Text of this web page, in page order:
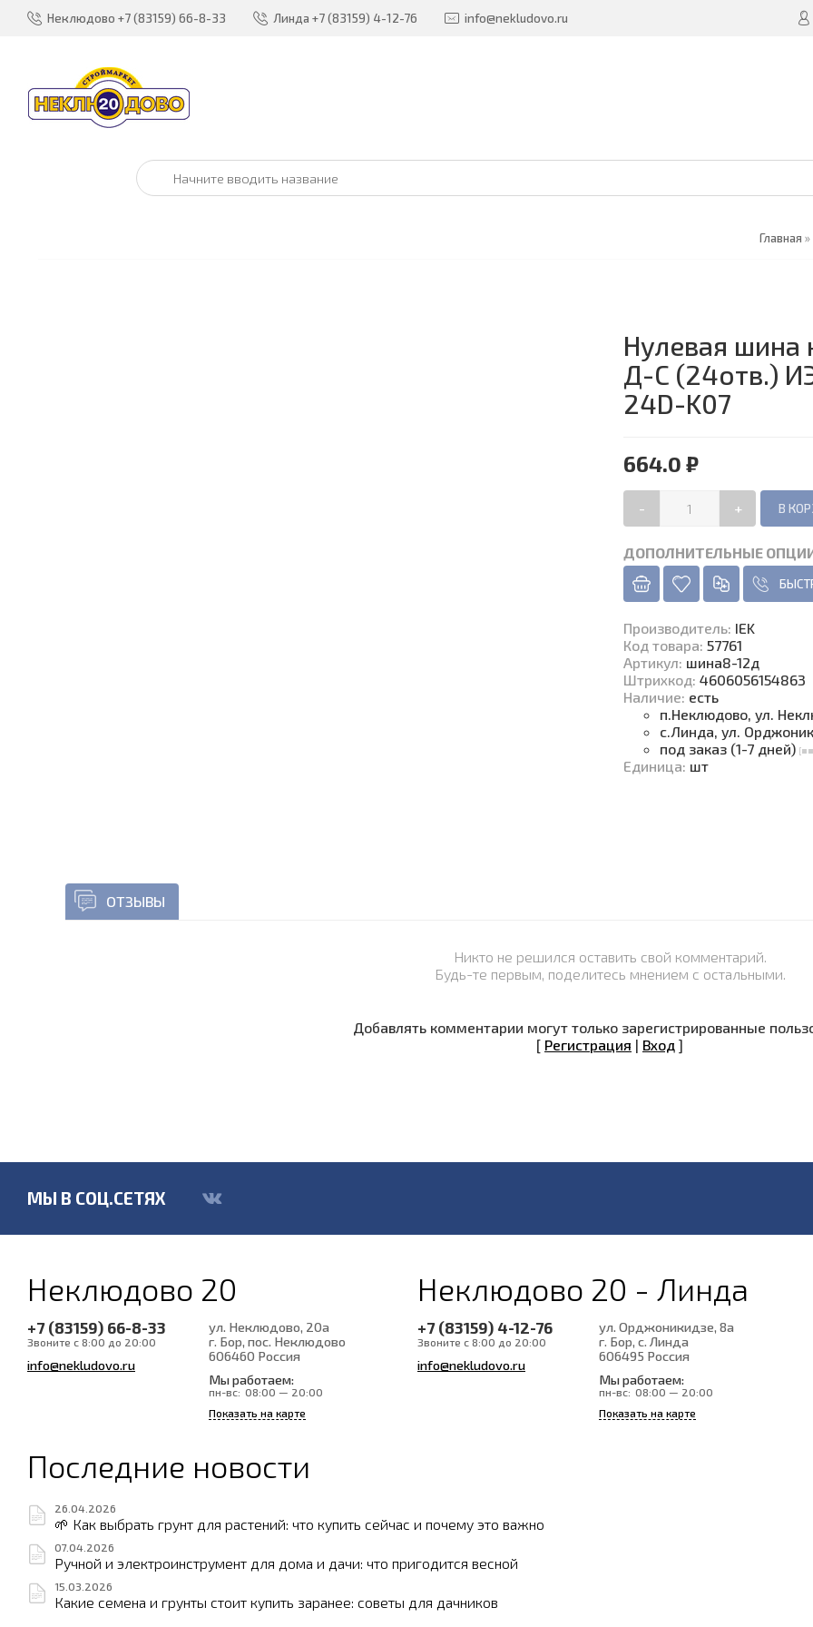
Неклюдово +7 (83159) 66-8-33 Линда +7 (83159) 4-12-76 info@nekludovo.ru
Главная »
Нулевая шина
Д-С (24отв.)
24D-K07
664.0 ₽
- +
ДОПОЛНИТЕЛЬНЫЕ
Производитель: IEK
Код товара: 57761
Артикул: шина8-12д
Штрихкод: 4606056154863
Наличие: есть
п.Неклюдово, ул.
с.Линда, ул.
под заказ (1-7 дней)
Единица: шт
ОТЗЫВЫ
Никто не решился оставить свой комментарий.
Будь-те первым, поделитесь мнением с остальными.
Добавлять комментарии могут только зарегистрированные
[ Регистрация | Вход ]
МЫ В СОЦ.СЕТЯХ
Неклюдово 20
+7 (83159) 66-8-33
Звоните с 8:00 до 20:00
info@nekludovo.ru
ул. Неклюдово, 20а
г. Бор, пос. Неклюдово
606460 Россия
Мы работаем:
пн-вс: 08:00 — 20:00
Показать на карте
Неклюдово 20 - Линда
+7 (83159) 4-12-76
Звоните с 8:00 до 20:00
info@nekludovo.ru
ул. Орджоникидзе, 8а
г. Бор, с. Линда
606495 Россия
Мы работаем:
пн-вс: 08:00 — 20:00
Показать на карте
Последние новости
26.04.2026
🌱 Как выбрать грунт для растений: что купить сейчас и почему это важно
07.04.2026
Ручной и электроинструмент для дома и дачи: что пригодится весной
15.03.2026
Какие семена и грунты стоит купить заранее: советы для дачников